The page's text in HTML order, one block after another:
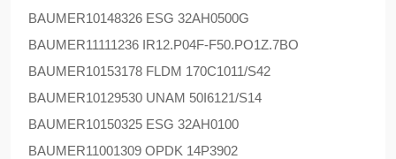
BAUMER10148326 ESG 32AH0500G
BAUMER11111236 IR12.P04F-F50.PO1Z.7BO
BAUMER10153178 FLDM 170C1011/S42
BAUMER10129530 UNAM 50I6121/S14
BAUMER10150325 ESG 32AH0100
BAUMER11001309 OPDK 14P3902